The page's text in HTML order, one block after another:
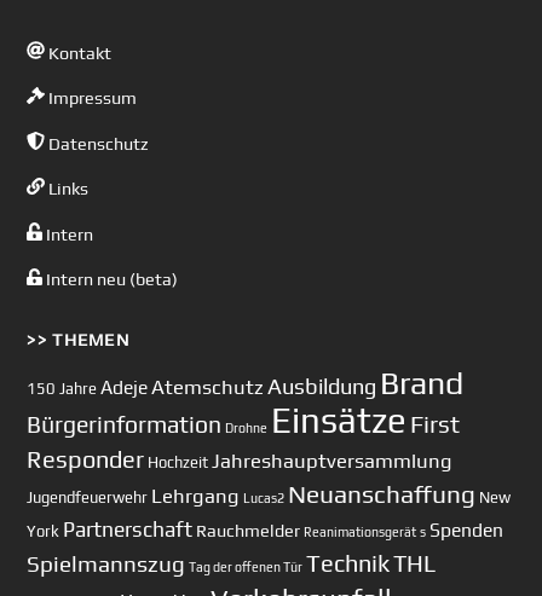
Kontakt
Impressum
Datenschutz
Links
Intern
Intern neu (beta)
>> THEMEN
150 Jahre AdejeAtemschutz Ausbildung Brand
Bürgerinformation Drohne Einsätze First
Responder Hochzeit Jahreshauptversammlung
Jugendfeuerwehr Lehrgang Lucas2 Neuanschaffung New
York Partnerschaft Rauchmelder Reanimationsgerät s Spenden
Spielmannszug Tag der offenen Tür TechnikTHL